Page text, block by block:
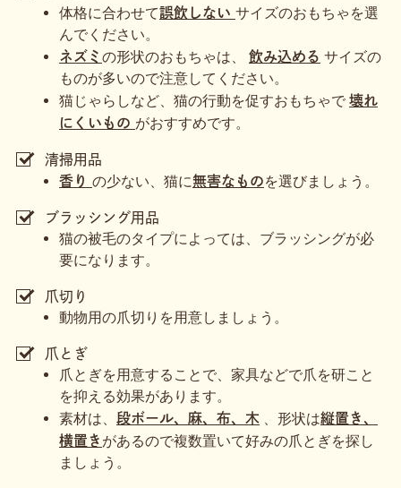
体格に合わせて誤飲しない サイズのおもちゃを選
んでください。
ネズミ の形状のおもちゃは、 飲み込める サイズの
ものが多いので注意してください。
猫じゃらしなど、猫の行動を促すおもちゃで 壊れ
にくいもの がおすすめです。
清掃用品
香り の少ない、猫に無害なものを選びましょう。
ブラッシング用品
猫の被毛のタイプによっては、ブラッシングが必
要になります。
爪切り
動物用の爪切りを用意しましょう。
爪とぎ
爪とぎを用意することで、家具などで爪を研こと
を抑える効果があります。
素材は、 段ボール、麻、布、木 、形状は縦置き、
横置き があるので複数置いて好みの爪とぎを探し
ましょう。